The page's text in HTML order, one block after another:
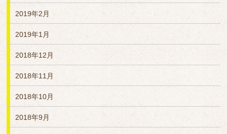
2019年2月
2019年1月
2018年12月
2018年11月
2018年10月
2018年9月